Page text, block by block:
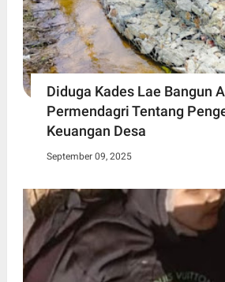
Diduga Kades Lae Bangun
Permendagri Tentang
Keuangan Desa
September 09, 2025